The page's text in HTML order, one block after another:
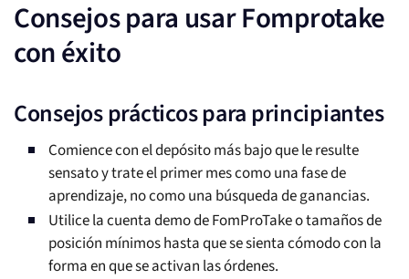
Consejos para usar Fomprotake
con éxito
Consejos prácticos para principiantes
Comience con el depósito más bajo que le resulte
sensato y trate el primer mes como una fase de
aprendizaje, no como una búsqueda de ganancias.
Utilice la cuenta demo de FomProTake o tamaños de
posición mínimos hasta que se sienta cómodo con la
forma en que se activan las órdenes.